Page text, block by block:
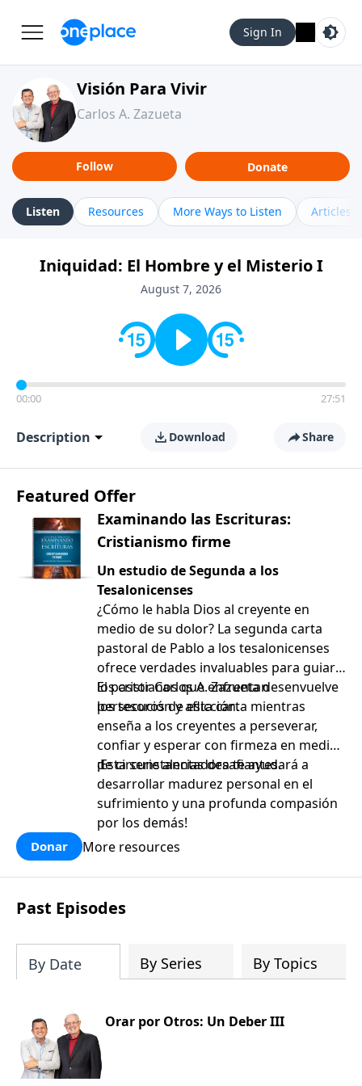
Sign In
Visión Para Vivir
Carlos A. Zazueta
Follow Donate
Listen Resources More Ways to Listen Articles
Iniquidad: El Hombre y el Misterio I
August 7, 2026
00:00 27:51
Description Download Share
Featured Offer
Examinando las Escrituras:
Cristianismo firme
Un estudio de Segunda a los
Tesalonicenses
¿Cómo le habla Dios al creyente en
medio de su dolor? La segunda carta
pastoral de Pablo a los tesalonicenses
ofrece verdades invaluables para guiar a
los cristianos que enfrentan
persecución y aflicción.
El pastor Carlos A. Zazueta desenvuelve
los tesoros de esta carta mientras
enseña a los creyentes a perseverar,
confiar y esperar con firmeza en medio
de circunstancias desafiantes.
¡Esta serie alentadora te ayudará a
desarrollar madurez personal en el
sufrimiento y una profunda compasión
por los demás!
Donar More resources
Past Episodes
By Date By Series By Topics
Orar por Otros: Un Deber III